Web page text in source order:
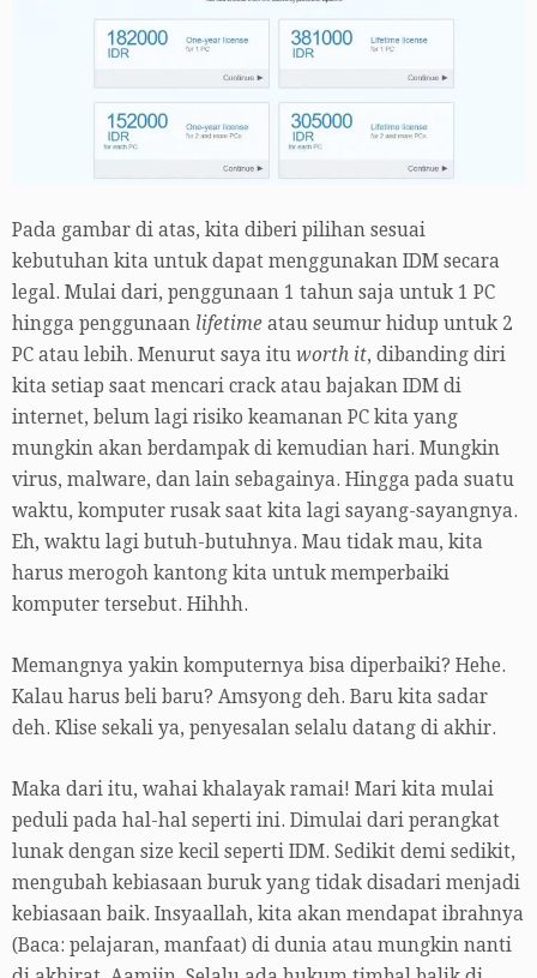
Pada gambar di atas, kita diberi pilihan sesuai
kebutuhan kita untuk dapat menggunakan IDM secara
legal. Mulai dari, penggunaan 1 tahun saja untuk 1 PC
hingga penggunaan lifetime atau seumur hidup untuk 2
PC atau lebih. Menurut saya itu worth it, dibanding diri
kita setiap saat mencari crack atau bajakan IDM di
internet, belum lagi risiko keamanan PC kita yang
mungkin akan berdampak di kemudian hari. Mungkin
virus, malware, dan lain sebagainya. Hingga pada suatu
waktu, komputer rusak saat kita lagi sayang-sayangnya.
Eh, waktu lagi butuh-butuhnya. Mau tidak mau, kita
harus merogoh kantong kita untuk memperbaiki
komputer tersebut. Hihhh.
Memangnya yakin komputernya bisa diperbaiki? Hehe.
Kalau harus beli baru? Amsyong deh. Baru kita sadar
deh. Klise sekali ya, penyesalan selalu datang di akhir.
Maka dari itu, wahai khalayak ramai! Mari kita mulai
peduli pada hal-hal seperti ini. Dimulai dari perangkat
lunak dengan size kecil seperti IDM. Sedikit demi sedikit,
mengubah kebiasaan buruk yang tidak disadari menjadi
kebiasaan baik. Insyaallah, kita akan mendapat ibrahnya
(Baca: pelajaran, manfaat) di dunia atau mungkin nanti